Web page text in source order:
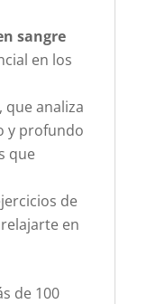
sangre
en los
que analiza
y profundo
que
de
en
de 100